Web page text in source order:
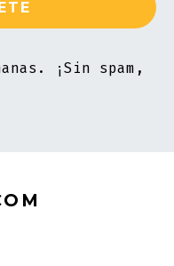
¡Sin spam,